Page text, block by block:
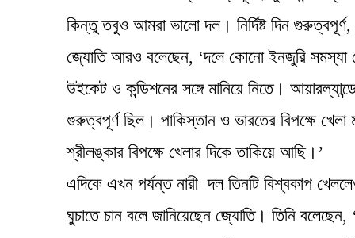
কিন্তু তবুও আমরা ভালো দল। নির্দিষ্ট দিন
জ্যোতি আরও বলেছেন, ‘দলে কোনো ইনজুরি
উইকেট ও কন্ডিশনের সঙ্গে মানিয়ে নিতে।
গুরুত্বপূর্ণ ছিল। পাকিস্তান ও ভারতের বিপক্ষে
শ্রীলঙ্কার বিপক্ষে খেলার দিকে তাকিয়ে আছি।’
এদিকে এখন পর্যন্ত নারী দল তিনটি বিশ্বকাপ
ঘুচাতে চান বলে জানিয়েছেন জ্যোতি। তিনি